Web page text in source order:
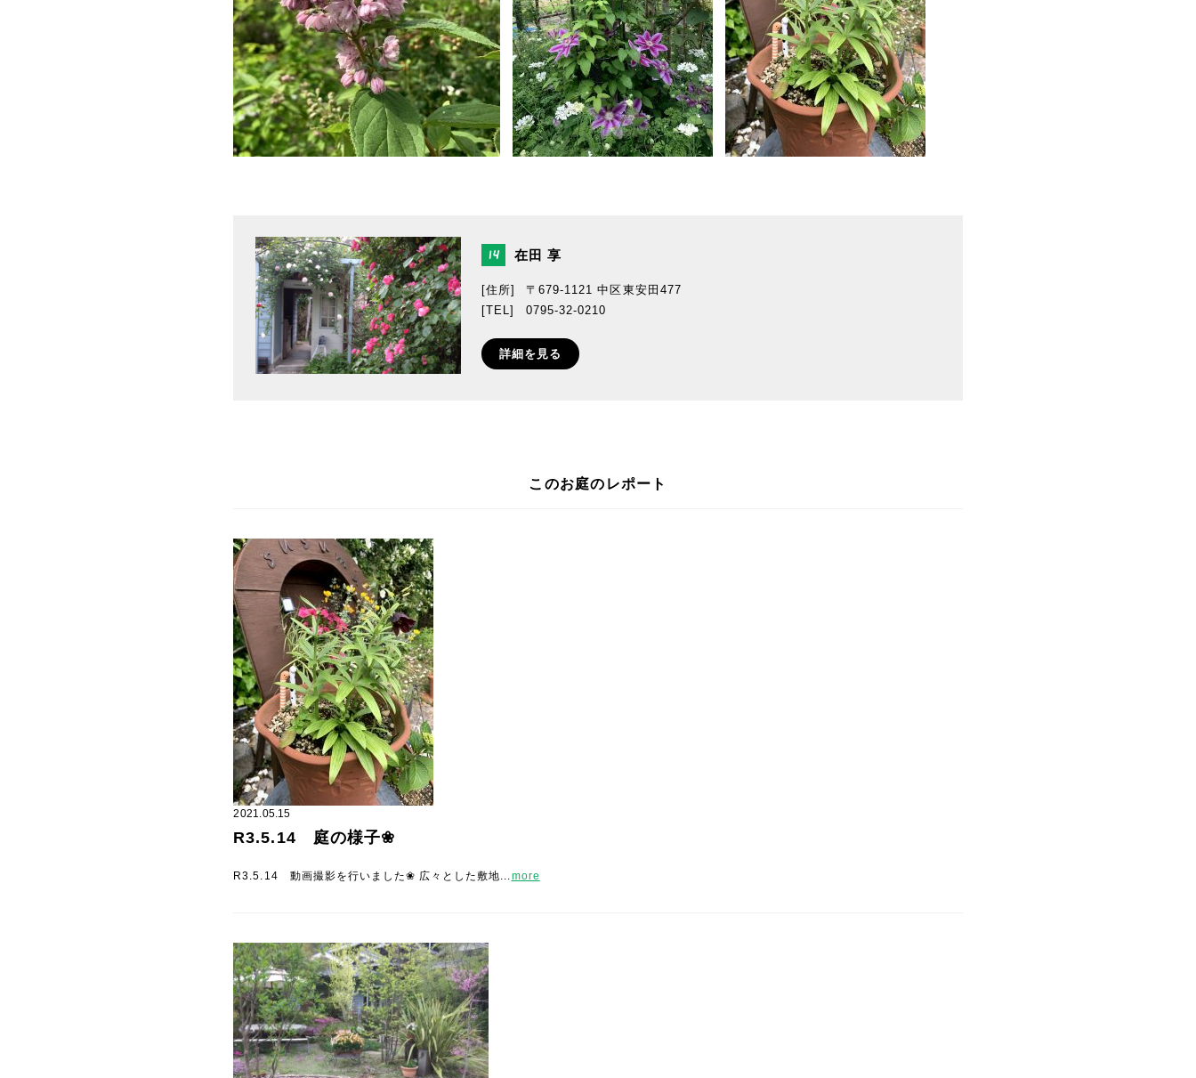
14 在田 享
[住所]
〒679-1121 中区東安田477
[TEL]
0795-32-0210
詳細を見る
このお庭のレポート
2021.05.15
R3.5.14 庭の様子❀
R3.5.14 動画撮影を行いました❀ 広々とした敷地... more